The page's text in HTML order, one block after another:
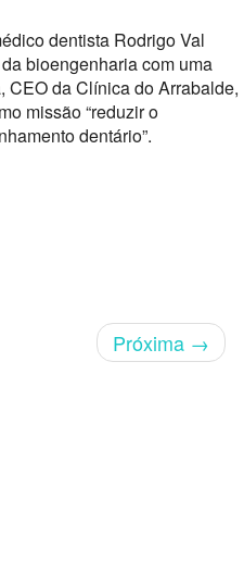
dentista Rodrigo Val
bioengenharia com uma
CEO da Clínica do Arrabalde,
missão “reduzir o
dentário”.
Próxima →